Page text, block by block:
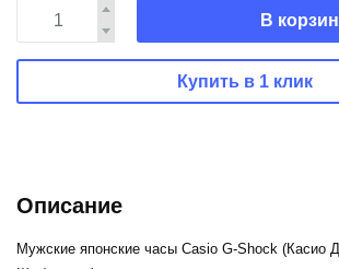
В
Купить в 1 клик
Описание
Мужские японские часы Casio G-Shock (Касио